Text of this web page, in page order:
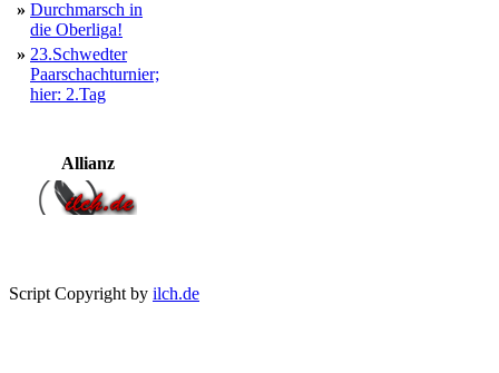
» Durchmarsch in
die Oberliga!
» 23.Schwedter
Paarschachturnier;
hier: 2.Tag
Allianz
Script Copyright by ilch.de